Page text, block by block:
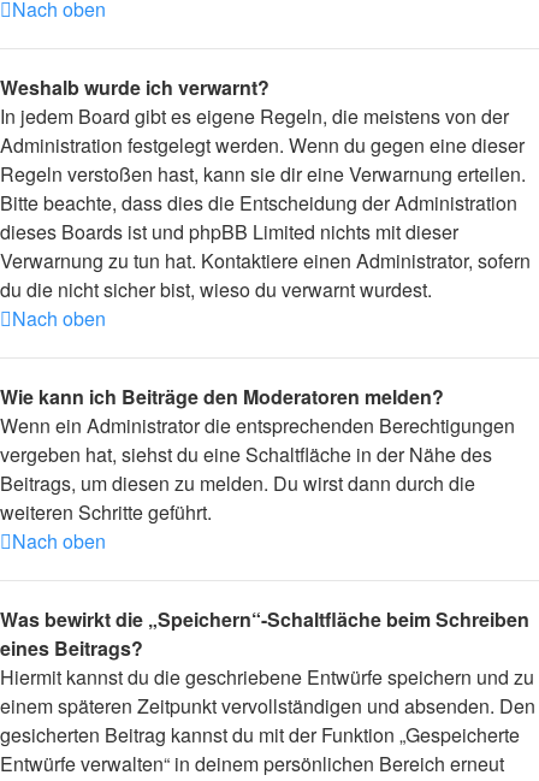
Nach oben
Weshalb wurde ich verwarnt?
In jedem Board gibt es eigene Regeln, die meistens von der
Administration festgelegt werden. Wenn du gegen eine dieser
Regeln verstoßen hast, kann sie dir eine Verwarnung erteilen.
Bitte beachte, dass dies die Entscheidung der Administration
dieses Boards ist und phpBB Limited nichts mit dieser
Verwarnung zu tun hat. Kontaktiere einen Administrator, sofern
du die nicht sicher bist, wieso du verwarnt wurdest.
Nach oben
Wie kann ich Beiträge den Moderatoren melden?
Wenn ein Administrator die entsprechenden Berechtigungen
vergeben hat, siehst du eine Schaltfläche in der Nähe des
Beitrags, um diesen zu melden. Du wirst dann durch die
weiteren Schritte geführt.
Nach oben
Was bewirkt die „Speichern“-Schaltfläche beim Schreiben
eines Beitrags?
Hiermit kannst du die geschriebene Entwürfe speichern und zu
einem späteren Zeitpunkt vervollständigen und absenden. Den
gesicherten Beitrag kannst du mit der Funktion „Gespeicherte
Entwürfe verwalten“ in deinem persönlichen Bereich erneut